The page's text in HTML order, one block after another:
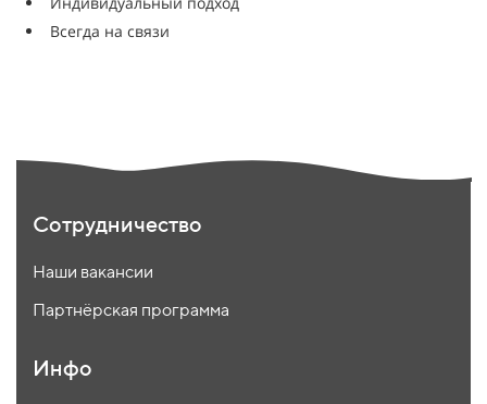
Всегда на связи
Сотрудничество
Наши вакансии
Партнёрская программа
Инфо